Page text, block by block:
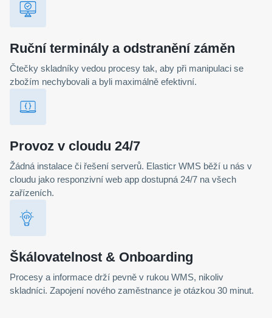
Ruční terminály a odstranění záměn
Čtečky skladníky vedou procesy tak, aby při manipulaci se
zbožím nechybovali a byli maximálně efektivní.
Provoz v cloudu 24/7
Žádná instalace či řešení serverů. Elasticr WMS běží u nás v
cloudu jako responzivní web app dostupná 24/7 na všech
zařízeních.
Škálovatelnost & Onboarding
Procesy a informace drží pevně v rukou WMS, nikoliv
skladníci. Zapojení nového zaměstnance je otázkou 30 minut.